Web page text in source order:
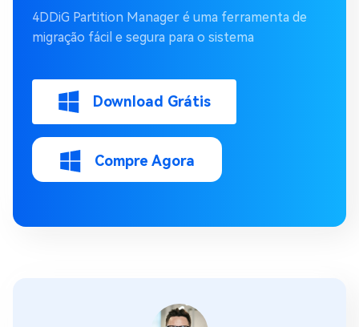
4DDiG Partition Manager é uma ferramenta de
migração fácil e segura para o sistema
Download Grátis
Compre Agora